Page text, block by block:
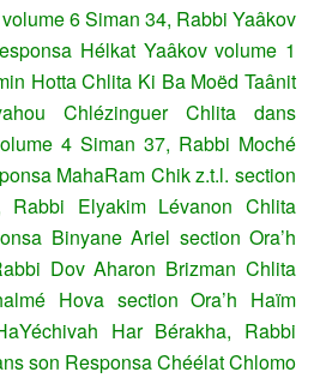
6 Siman 34, Rabbi Yaâkov
Hélkat Yaâkov volume 1
Hotta Chlita Ki Ba Moëd Taânit
Chlézinguer Chlita dans
4 Siman 37, Rabbi Moché
MahaRam Chik z.t.l. section
Elyakim Lévanon Chlita
Binyane Ariel section Ora’h
Dov Aharon Brizman Chlita
Hova section Ora’h Haïm
Har Bérakha, Rabbi
son Responsa Chéélat Chlomo